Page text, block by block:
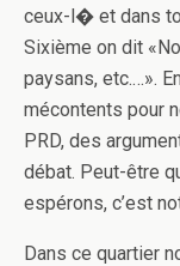
ceux-l� et dans
Sixième on dit
paysans, etc.…».
mécontents pour
PRD, des
débat. Peut-être
espérons, c’est
Dans ce quartier